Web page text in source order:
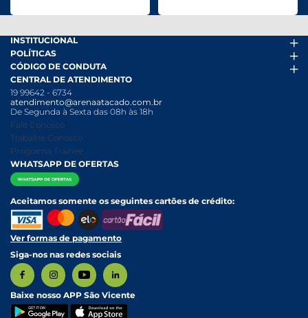
INSTITUCIONAL
Arena Mais
Fácil Pra Pagar
Ofertas
Folheto
Nossas Lojas
Nossa História
Relatório Transparência Salarial
POLÍTICAS
Termos de uso
Política de Trocas e Devoluções
Política de Privacidade
Política Anticorrupção
Política de entrega e Retirada
Política de Pagamento
CÓDIGO DE CONDUTA
Código de conduta PDF
Canal de Denúncias
Canal de Denúncias da Mulher
CENTRAL DE ATENDIMENTO
19 99642 - 6734
atendimento@arenaatacado.com.br
De Segunda à Sexta das 08h às 18h
Fale Conosco
Trabalhe Conosco
Programa Trainee
WHATSAPP DE OFERTAS
Aceitamos somente os seguintes cartões de crédito:
Ver formas de pagamento
Siga-nos nas redes sociais
Baixe nosso APP São Vicente